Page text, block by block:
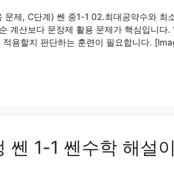
제, C단계) 쎈 중1-1 02.최대공약수와 최
산보다 문장제 활용 문제가 핵심입니다. ‘
적용할지 판단하는 훈련이 필요합니다.
1-1 쎈수학 해설